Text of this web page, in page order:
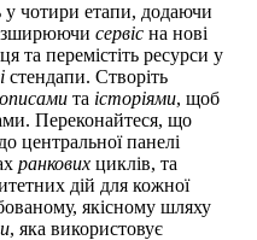
у чотири етапи, додаючи
сервіс на нові
та перемістіть ресурси у
стендапи. Створіть
та історіями, щоб
Переконайтеся, що
центральної панелі
ранкових циклів, та
дій для кожної
якісному шляху
, яка використовує